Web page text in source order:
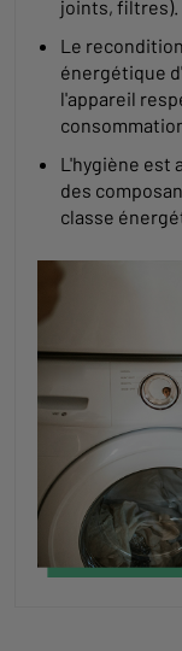
joints, filtres).
Le
énergétique
l'appareil
L'hygiène est
des
classe